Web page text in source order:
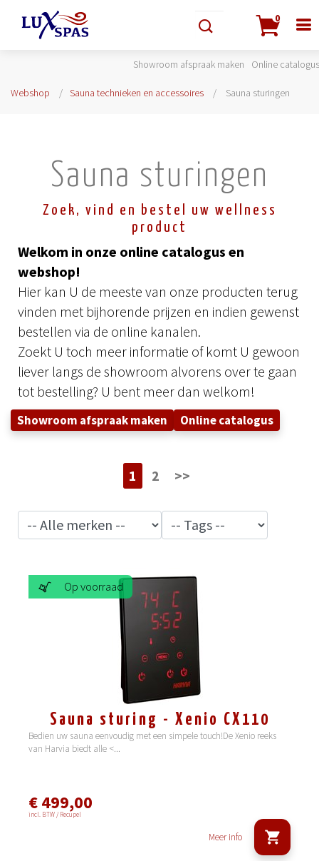
0
Showroom afspraak maken Online catalogus
Webshop Sauna technieken en accessoires Sauna sturingen
Sauna sturingen
Zoek, vind en bestel uw wellness
product
Welkom in onze online catalogus en
webshop!
Hier kan U de meeste van onze producten terug
vinden met bijhorende prijzen en indien gewenst
bestellen via de online kanalen.
Zoekt U toch meer informatie of komt U gewoon
liever langs de showroom alvorens over te gaan
tot bestelling? U bent meer dan welkom!
Showroom afspraak maken Online catalogus
1 2 >>
Op voorraad
Sauna sturing - Xenio CX110
Bedien uw sauna eenvoudig met een simpele touch!De Xenio reeks
van Harvia biedt alle <...
€ 499,00
incl. BTW / Recupel
Meer info